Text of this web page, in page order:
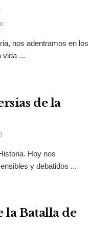
0
nos adentramos en los
vida ...
de la
Hoy nos
y debatidos ...
la Batalla de